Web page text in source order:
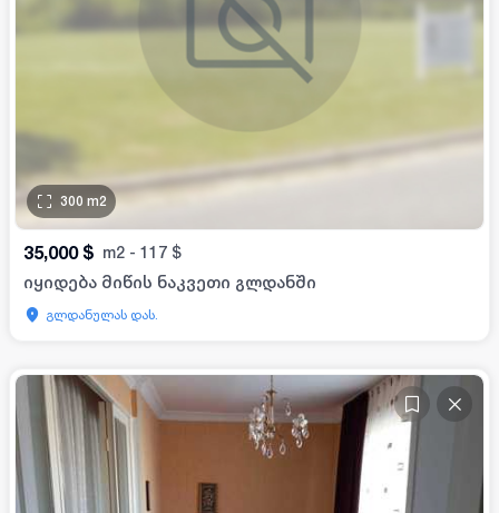
300 m2
35,000 $ m2 - 117 $
იყიდება მიწის ნაკვეთი გლდანში
გლდანულას დას.